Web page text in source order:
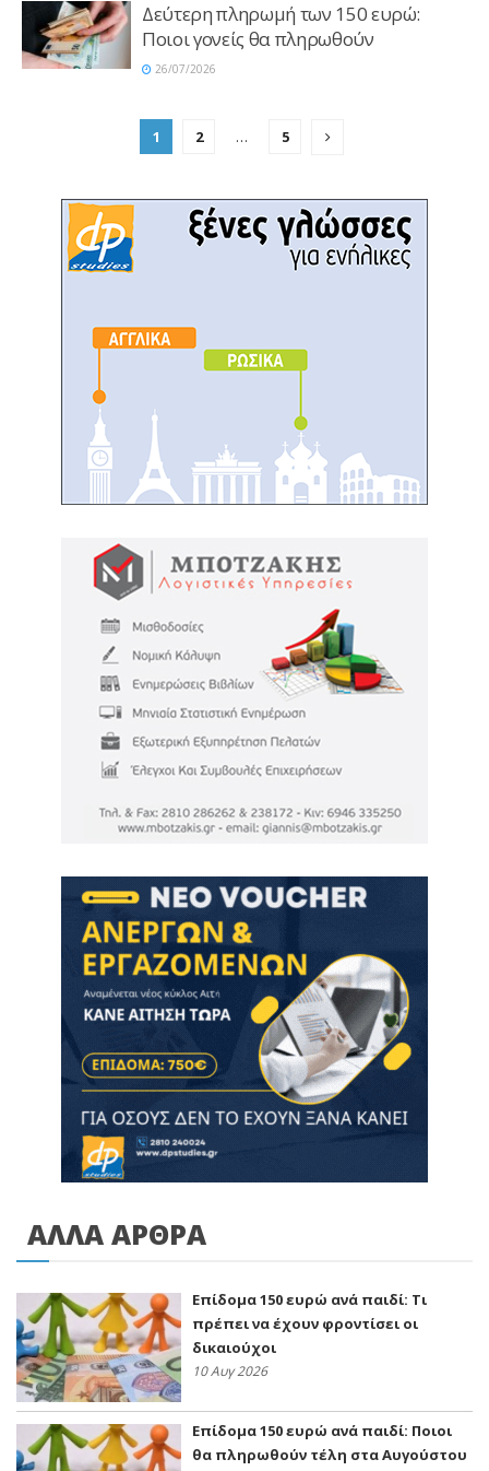
Δεύτερη πληρωμή των 150 ευρώ:
Ποιοι γονείς θα πληρωθούν
26/07/2026
1 2 … 5
ΑΛΛΑ ΑΡΘΡΑ
Επίδομα 150 ευρώ ανά παιδί: Τι
πρέπει να έχουν φροντίσει οι
δικαιούχοι
10 Αυγ 2026
Επίδομα 150 ευρώ ανά παιδί: Ποιοι
θα πληρωθούν τέλη στα Αυγούστου